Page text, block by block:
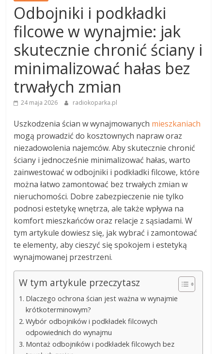
Odbojniki i podkładki
filcowe w wynajmie: jak
skutecznie chronić ściany i
minimalizować hałas bez
trwałych zmian
24 maja 2026 radiokoparka.pl
Uszkodzenia ścian w wynajmowanych mieszkaniach
mogą prowadzić do kosztownych napraw oraz
niezadowolenia najemców. Aby skutecznie chronić
ściany i jednocześnie minimalizować hałas, warto
zainwestować w odbojniki i podkładki filcowe, które
można łatwo zamontować bez trwałych zmian w
nieruchomości. Dobre zabezpieczenie nie tylko
podnosi estetykę wnętrza, ale także wpływa na
komfort mieszkańców oraz relacje z sąsiadami. W
tym artykule dowiesz się, jak wybrać i zamontować
te elementy, aby cieszyć się spokojem i estetyką
wynajmowanej przestrzeni.
W tym artykule przeczytasz
Dlaczego ochrona ścian jest ważna w wynajmie
krótkoterminowym?
Wybór odbojników i podkładek filcowych
odpowiednich do wynajmu
Montaż odbojników i podkładek filcowych bez